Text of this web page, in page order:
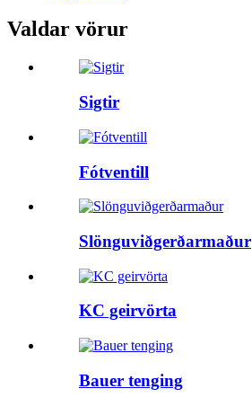
Valdar vörur
Sigtir
Fótventill
Slönguviðgerðarmaður
KC geirvörta
Bauer tenging